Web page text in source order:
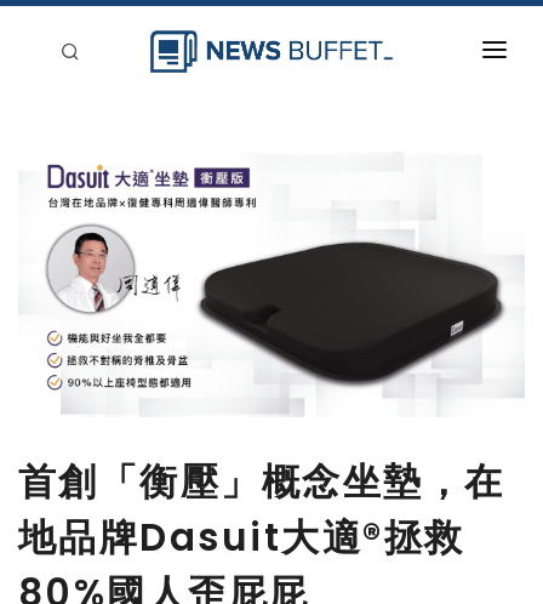
新聞稿分類
登入
刊登
首創「衡壓」概念坐墊，在
地品牌Dasuit大適®️拯救
80%國人歪屁屁